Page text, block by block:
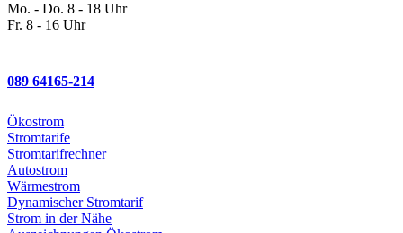
Mo. - Do. 8 - 18 Uhr
Fr. 8 - 16 Uhr
089 64165-214
Ökostrom
Stromtarife
Stromtarifrechner
Autostrom
Wärmestrom
Dynamischer Stromtarif
Strom in der Nähe